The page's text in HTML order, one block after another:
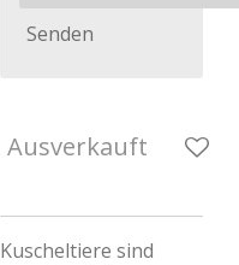
Senden
Ausverkauft
Kuscheltiere sind